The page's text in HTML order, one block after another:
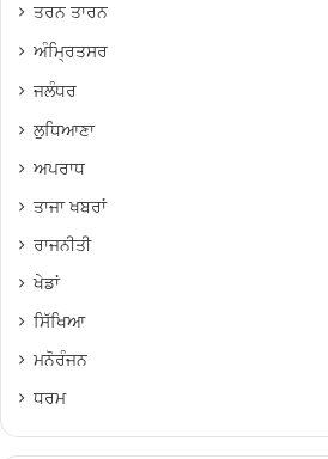
ਤਰਨ ਤਾਰਨ
ਅੰਮ੍ਰਿਤਸਰ
ਜਲੰਧਰ
ਲੁਧਿਆਣਾ
ਅਪਰਾਧ
ਤਾਜਾ ਖਬਰਾਂ
ਰਾਜਨੀਤੀ
ਖੇਡਾਂ
ਸਿੱਖਿਆ
ਮਨੋਰੰਜਨ
ਧਰਮ